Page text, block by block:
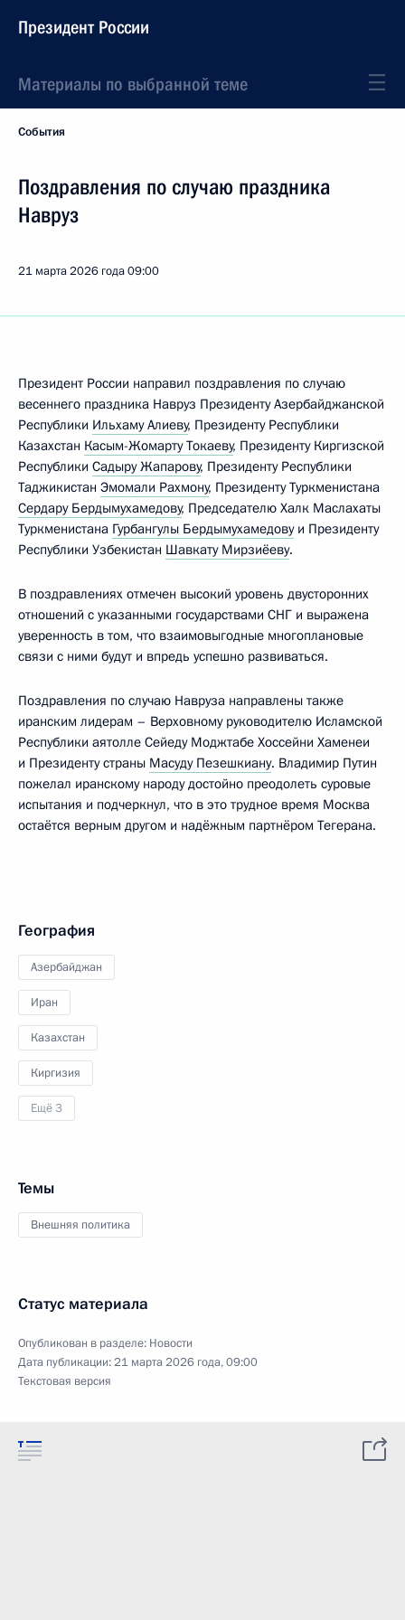
Президент России
Материалы по выбранной теме
События
Поздравления по случаю праздника
Навруз
21 марта 2026 года09:00
Президент России направил поздравления по случаю
весеннего праздника Навруз Президенту Азербайджанской
Республики Ильхаму Алиеву, Президенту Республики
Казахстан Касым-Жомарту Токаеву, Президенту Киргизской
Республики Садыру Жапарову, Президенту Республики
Таджикистан Эмомали Рахмону, Президенту Туркменистана
Сердару Бердымухамедову, Председателю Халк Маслахаты
Туркменистана Гурбангулы Бердымухамедовуи Президенту
Республики Узбекистан Шавкату Мирзиёеву.
В поздравлениях отмечен высокий уровень двусторонних
отношений с указанными государствами СНГ и выражена
уверенность в том, что взаимовыгодные многоплановые
связи с ними будут и впредь успешно развиваться.
Поздравления по случаю Навруза направлены также
иранским лидерам – Верховному руководителю Исламской
Республики аятолле Сейеду Моджтабе Хоссейни Хаменеи
и Президенту страны Масуду Пезешкиану. Владимир Путин
пожелал иранскому народу достойно преодолеть суровые
испытания и подчеркнул, что в это трудное время Москва
остаётся верным другом и надёжным партнёром Тегерана.
География
Азербайджан
Иран
Казахстан
Киргизия
Ещё 3
Темы
Внешняя политика
Статус материала
Опубликован в разделе: Новости
Дата публикации:21 марта 2026 года, 09:00
Текстовая версия